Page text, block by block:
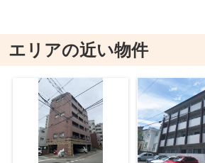
エリアの近い物件